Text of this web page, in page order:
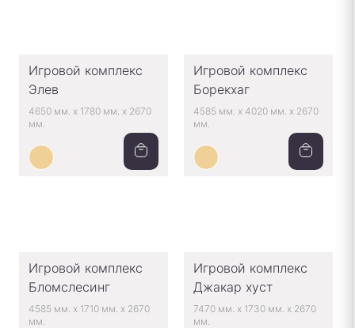
Игровой комплекс
Элев
4650 мм. x 1780 мм. x 2670
мм.
Игровой комплекс
Борекхаг
4585 мм. x 4020 мм. x 2670
мм.
Игровой комплекс
Бломслесинг
4585 мм. x 1710 мм. x 2670
мм.
Игровой комплекс
Джакар хуст
7470 мм. x 1730 мм. x 2670
мм.